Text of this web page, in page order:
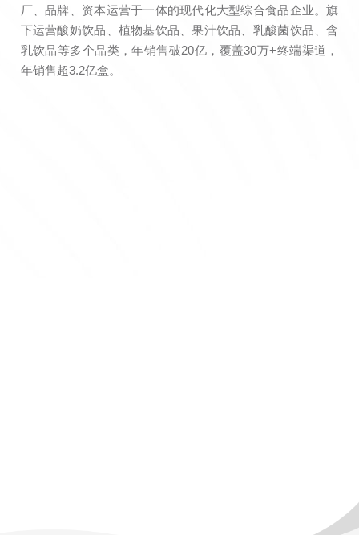
厂、品牌、资本运营于一体的现代化大型综合食品企业。旗
下运营酸奶饮品、植物基饮品、果汁饮品、乳酸菌饮品、含
乳饮品等多个品类，年销售破20亿，覆盖30万+终端渠道，
年销售超3.2亿盒。